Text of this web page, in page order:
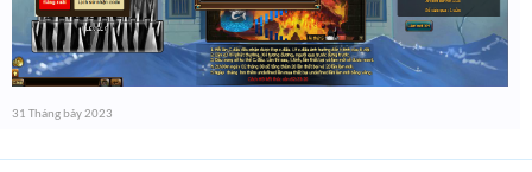
31 Tháng bảy 2023